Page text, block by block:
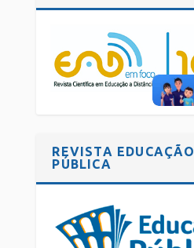
REVISTA EDUCAÇÃO
PÚBLICA